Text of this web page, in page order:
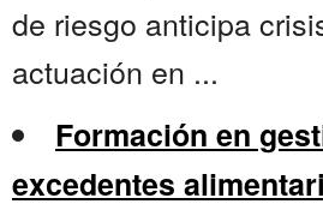
de riesgo anticipa
actuación en ...
Formación en
excedentes